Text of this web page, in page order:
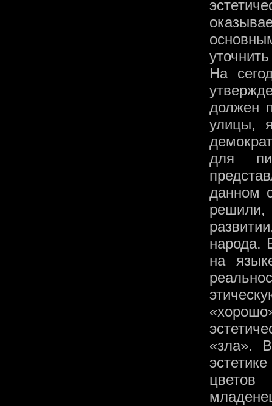
На
должен
улицы,
для
данном
решили,
народа.
на
«зла».